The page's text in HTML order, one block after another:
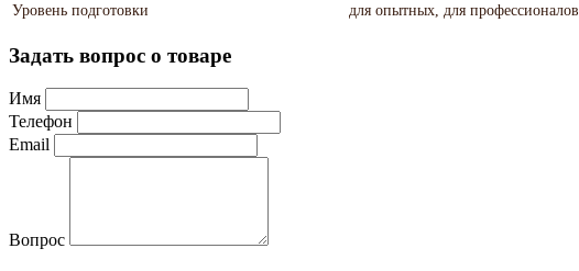
Уровень подготовки
для опытных, для профессионалов
Задать вопрос о товаре
Имя
Телефон
Email
Вопрос